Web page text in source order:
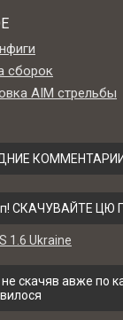
CS 1.6
M4A1
сборок
AIM стрельбы
КОММЕНТАРИИ
СКАЧУВАЙТЕ ЦЮ
1.6 Ukraine
скачяв авже по